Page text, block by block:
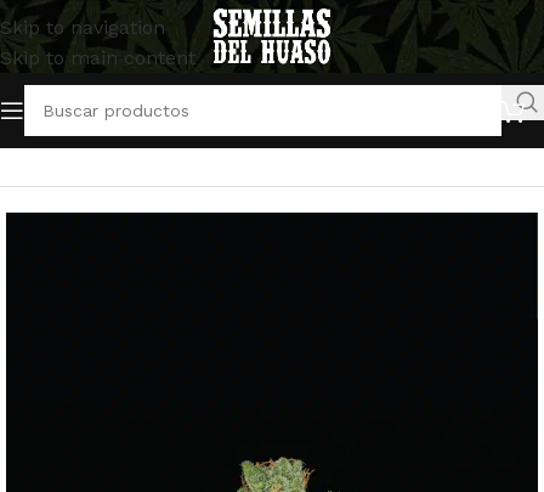
Skip to navigation
Skip to main content
Inicio/Semillas Feminizadas/Humboldt seed company